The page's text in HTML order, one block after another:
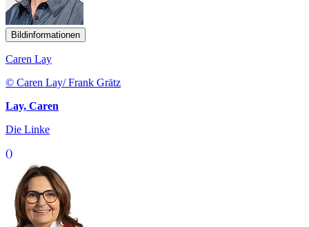
Bildinformationen
Caren Lay
© Caren Lay/ Frank Grätz
Lay, Caren
Die Linke
()